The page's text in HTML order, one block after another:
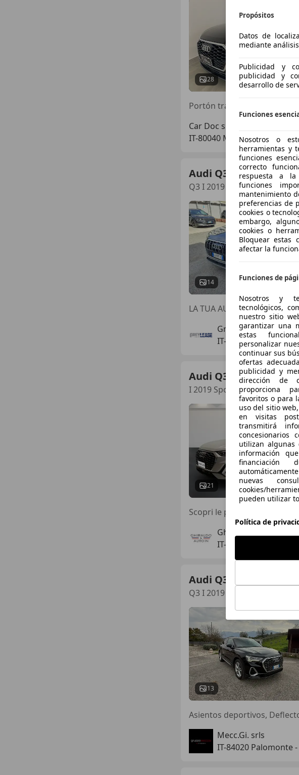
28
Car Doc srl
IT-80040 Massa di Somma -
Audi Q3
Q3 I 2019 45 1.4 tfsi e S line
14
LA TUA AUTO SENZA
Greylease Srl
IT-03100 Frosinone -
Audi Q3
I 2019 Sportback Sportback
21
Scopri le promozioni
Ghiraldo & Autoin Srl
IT-35129 Padova - PD
Audi Q3
Q3 I 2019 Sportback
13
Mecc.Gi. srls
IT-84020 Palomonte
Propósitos
Datos de
mediante
Publicidad y
publicidad y
desarrollo de
Funciones
Nosotros o
herramientas y
funciones
correcto
respuesta a
funciones
mantenimiento
preferencias de
cookies o
embargo,
cookies o
Bloquear estas
afectar la
Funciones de
Nosotros y
tecnológicos,
nuestro sitio
garantizar una
estas
personalizar
continuar sus
ofertas
publicidad y
dirección de
proporciona
favoritos o para
uso del sitio
en visitas
transmitirá
concesionarios
utilizan algunas
información
nuevas
cookies/
pueden utilizar
Política de